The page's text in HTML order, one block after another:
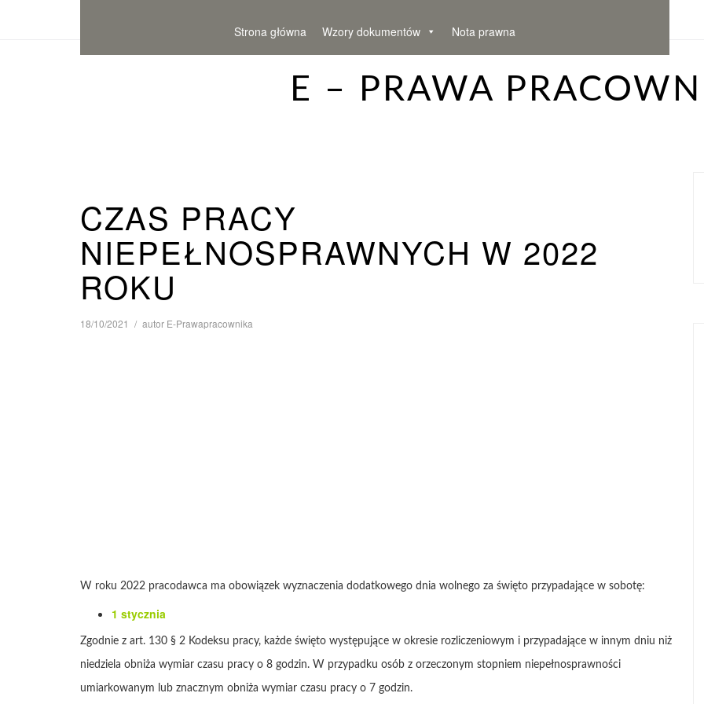
Strona główna Wzory dokumentów Nota prawna
E – PRAWA
CZAS PRACY
NIEPEŁNOSPRAWNYCH W 2022
ROKU
18/10/2021 autor E-Prawapracownika
W roku 2022 pracodawca ma obowiązek wyznaczenia dodatkowego dnia wolnego za święto przypadające w sobotę:
1 stycznia
Zgodnie z art. 130 § 2 Kodeksu pracy, każde święto występujące w okresie rozliczeniowym i przypadające w innym dniu niż
niedziela obniża wymiar czasu pracy o 8 godzin. W przypadku osób z orzeczonym stopniem niepełnosprawności
umiarkowanym lub znacznym obniża wymiar czasu pracy o 7 godzin.